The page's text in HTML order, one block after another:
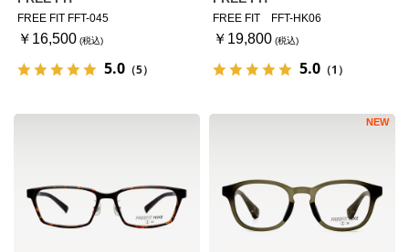
FREE FIT FFT-045
￥16,500
5.0 （5）
FREE FIT FFT-HK06
￥19,800
5.0 （1）
NEW